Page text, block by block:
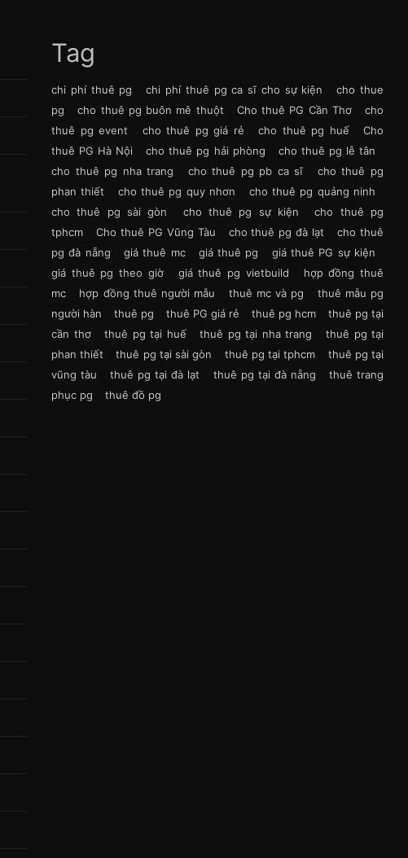
Tag
chi phí thuê pg chi phí thuê pg ca sĩ cho sự kiện
cho thue
pg
cho thuê pg buôn mê thuột Cho thuê PG Cần Thơ
cho
thuê pg event
cho thuê pg giá rẻ cho thuê pg huế
Cho
thuê PG Hà Nội
cho thuê pg hải phòng
cho thuê pg lễ tân
cho thuê pg nha trang
cho thuê pg pb ca sĩ
cho thuê pg
phan thiết
cho thuê pg quy nhơn
cho thuê pg quảng ninh
cho thuê pg sài gòn
cho thuê pg sự kiện
cho thuê pg
tphcm
Cho thuê PG Vũng Tàu cho thuê pg đà lạt
cho thuê
pg đà nẵng
giá thuê mc giá thuê pg
giá thuê PG sự kiện
giá thuê pg theo giờ
giá thuê pg vietbuild
hợp đồng thuê
mc
hợp đồng thuê người mẫu thuê mc và pg
thuê mẫu pg
người hàn
thuê pg thuê PG giá rẻ thuê pg hcm
thuê pg tại
cần thơ
thuê pg tại huế thuê pg tại nha trang
thuê pg tại
phan thiết
thuê pg tại sài gòn thuê pg tại tphcm
thuê pg tại
vũng tàu
thuê pg tại đà lạt thuê pg tại đà nẵng
thuê trang
phục pg
thuê đồ pg